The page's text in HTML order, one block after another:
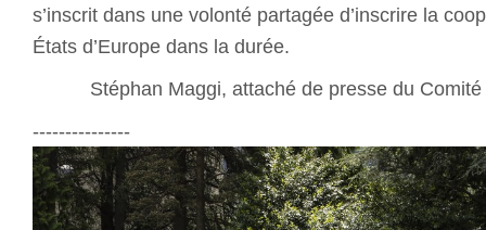
s’inscrit dans une volonté partagée d’inscrire la
États d’Europe dans la durée.
Stéphan Maggi, attaché de presse du
---------------